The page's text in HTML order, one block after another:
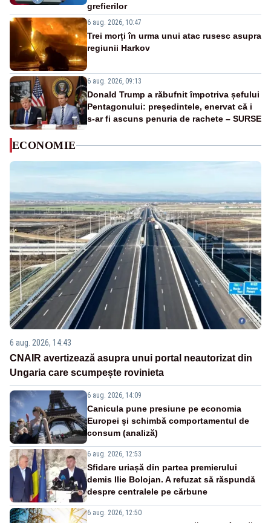
grefierilor
6 aug. 2026, 10:47
Trei morți în urma unui atac rusesc asupra
regiunii Harkov
6 aug. 2026, 09:13
Donald Trump a răbufnit împotriva șefului
Pentagonului: președintele, enervat că i
s-ar fi ascuns penuria de rachete – SURSE
ECONOMIE
6 aug. 2026, 14:43
CNAIR avertizează asupra unui portal neautorizat din
Ungaria care scumpește rovinieta
6 aug. 2026, 14:09
Canicula pune presiune pe economia
Europei și schimbă comportamentul de
consum (analiză)
6 aug. 2026, 12:53
Sfidare uriașă din partea premierului
demis Ilie Bolojan. A refuzat să răspundă
despre centralele pe cărbune
6 aug. 2026, 12:50